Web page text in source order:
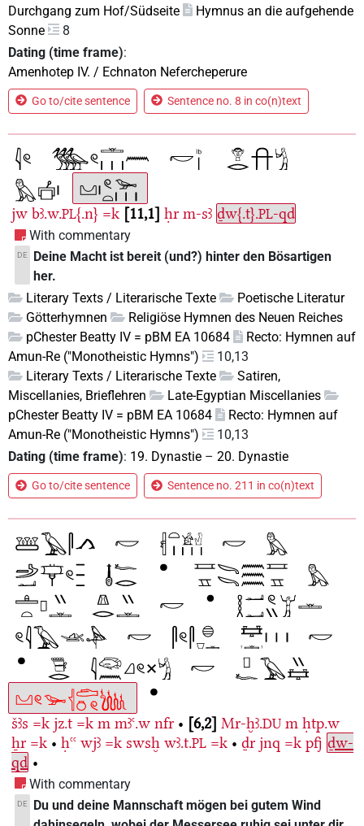
Durchgang zum Hof/Südseite
Hymnus an die aufgehende
Sonne
8
Dating (time frame):
Amenhotep IV. / Echnaton Nefercheperure
Go to/cite sentence Sentence no. 8 in co(n)text
jw bꜣ.w.PL{.n} =k 11,1 ḥr m-sꜣ ḏw{.t}.PL-qd
With commentary
DE
Deine Macht ist bereit (und?) hinter den Bösartigen
her.
Literary Texts / Literarische Texte
Poetische Literatur
Götterhymnen
Religiöse Hymnen des Neuen Reiches
pChester Beatty IV = pBM EA 10684
Recto: Hymnen auf
Amun-Re ("Monotheistic Hymns")
10,13
Literary Texts / Literarische Texte
Satiren,
Miscellanies, Brieflehren
Late-Egyptian Miscellanies
pChester Beatty IV = pBM EA 10684
Recto: Hymnen auf
Amun-Re ("Monotheistic Hymns")
10,13
Dating (time frame): 19. Dynastie – 20. Dynastie
Go to/cite sentence Sentence no. 211 in co(n)text
šꜣs =k jz.t =k m mꜣꜥ.w nfr • 6,2 Mr-ḫꜣ.DU m ḥtp.w
ẖr =k • ḥꜥꜥ wjꜣ =k swsḫ wꜣ.t.PL =k • ḏr jnq =k pfj ḏw-
qd •
With commentary
DE
Du und deine Mannschaft mögen bei gutem Wind